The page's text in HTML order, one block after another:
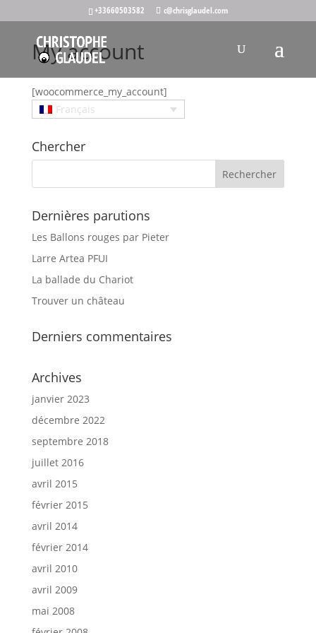
+33660503582 c@chrisglaudel.com
My account
[woocommerce_my_account]
Français
Chercher
Dernières parutions
Les Ballons rouges par Pieter
Larre Artea PFUI
La ballade du Chariot
Trouver un château
Derniers commentaires
Archives
janvier 2023
décembre 2022
septembre 2018
juillet 2016
avril 2015
février 2015
avril 2014
février 2014
avril 2010
avril 2009
mai 2008